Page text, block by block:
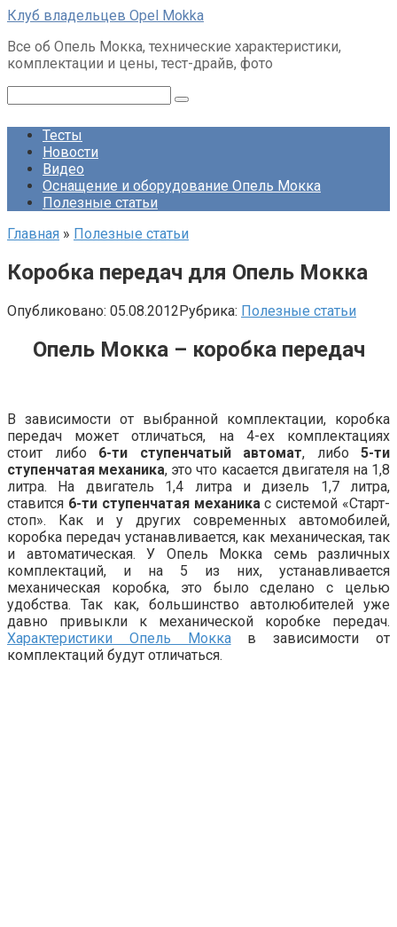
Перейти
контенту
Клуб владельцев Opel Mokka
Все об Опель Мокка, технические характеристики,
комплектации и цены, тест-драйв, фото
Тесты
Новости
Видео
Оснащение и оборудование Опель Мокка
Полезные статьи
Главная » Полезные статьи
Коробка передач для Опель Мокка
Опубликовано: 05.08.2012Рубрика: Полезные статьи
Опель Мокка – коробка передач
В зависимости от выбранной комплектации, коробка
передач может отличаться, на 4-ех комплектациях
стоит либо 6-ти ступенчатый автомат, либо 5-ти
ступенчатая механика, это что касается двигателя на 1,8
литра. На двигатель 1,4 литра и дизель 1,7 литра,
ставится 6-ти ступенчатая механика с системой «Старт-
стоп». Как и у других современных автомобилей,
коробка передач устанавливается, как механическая, так
и автоматическая. У Опель Мокка семь различных
комплектаций, и на 5 из них, устанавливается
механическая коробка, это было сделано с целью
удобства. Так как, большинство автолюбителей уже
давно привыкли к механической коробке передач.
Характеристики Опель Моккав зависимости от
комплектаций будут отличаться.